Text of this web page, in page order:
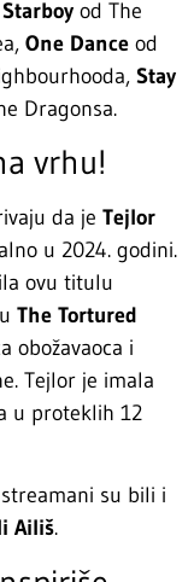
Starboy od The
One Dance od
Stay
Dragonsa.
vrhu!
da je Tejlor
u 2024. godini.
ovu titulu
The Tortured
obožavaoca i
Tejlor je imala
u proteklih 12
su bili i
Ailiš.